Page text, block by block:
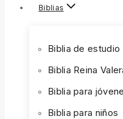
Biblias
Biblia de estudio
Biblia Reina
Biblia para
Biblia para niños